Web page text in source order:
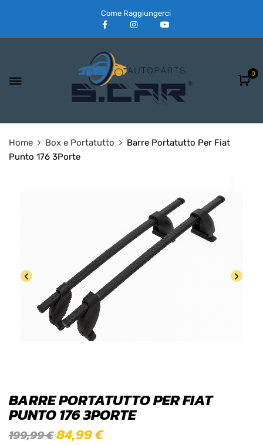
Come Raggiungerci
0
Home Box e Portatutto
Barre Portatutto Per Fiat
Punto 176 3Porte
BARRE PORTATUTTO PER FIAT
PUNTO 176 3PORTE
199,99€84,99€